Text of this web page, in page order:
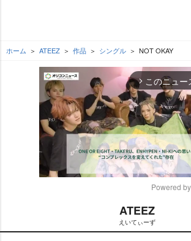
ホーム ATEEZ 作品 シングル NOT OKAY
arrow_forward_ios このニュー
Powered by
ATEEZ
えいてぃーず